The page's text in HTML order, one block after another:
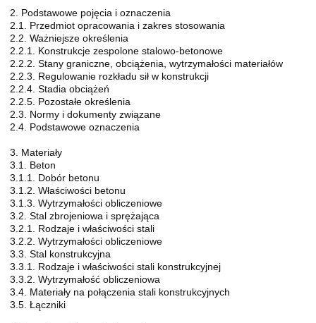
2. Podstawowe pojęcia i oznaczenia
2.1. Przedmiot opracowania i zakres stosowania
2.2. Ważniejsze określenia
2.2.1. Konstrukcje zespolone stalowo-betonowe
2.2.2. Stany graniczne, obciążenia, wytrzymałości materiałów
2.2.3. Regulowanie rozkładu sił w konstrukcji
2.2.4. Stadia obciążeń
2.2.5. Pozostałe określenia
2.3. Normy i dokumenty związane
2.4. Podstawowe oznaczenia
3. Materiały
3.1. Beton
3.1.1. Dobór betonu
3.1.2. Właściwości betonu
3.1.3. Wytrzymałości obliczeniowe
3.2. Stal zbrojeniowa i sprężająca
3.2.1. Rodzaje i właściwości stali
3.2.2. Wytrzymałości obliczeniowe
3.3. Stal konstrukcyjna
3.3.1. Rodzaje i właściwości stali konstrukcyjnej
3.3.2. Wytrzymałość obliczeniowa
3.4. Materiały na połączenia stali konstrukcyjnych
3.5. Łączniki